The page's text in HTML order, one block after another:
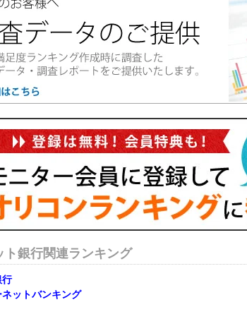
ト銀行関連ランキング
行
ネットバンキング